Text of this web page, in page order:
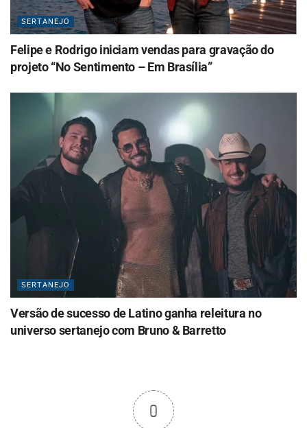
SERTANEJO
Felipe e Rodrigo iniciam vendas para gravação do
projeto “No Sentimento – Em Brasília”
SERTANEJO
Versão de sucesso de Latino ganha releitura no
universo sertanejo com Bruno & Barretto
0